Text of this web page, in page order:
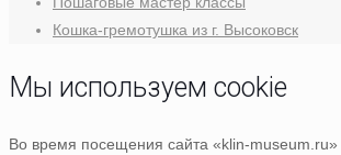
Кошка-гремотушка из г. Высоковск
Мы используем cookie
Во время посещения сайта «klin-